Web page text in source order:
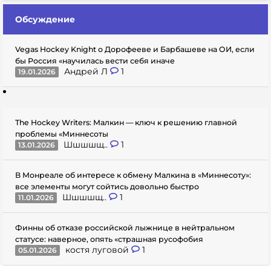
Обсуждение
Vegas Hockey Knight о Дорофееве и Барбашеве на ОИ, если
бы Россия «научилась вести себя иначе
19.01.2026
Андрей Л 1
The Hockey Writers: Малкин — ключ к решению главной
проблемы «Миннесоты
13.01.2026
Шшшшщ.. 1
В Монреале об интересе к обмену Малкина в «Миннесоту»:
все элементы могут сойтись довольно быстро
11.01.2026
Шшшшщ.. 1
Финны об отказе российской лыжнице в нейтральном
статусе: наверное, опять «страшная русофобия
05.01.2026
костя луговой 1